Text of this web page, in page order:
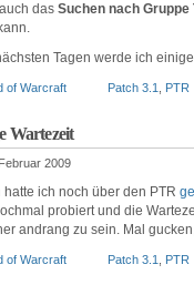
das Suchen nach Gruppe
kann.
Tagen werde ich
of Warcraft Patch 3.1 PTR
Wartezeit
2009
hatte ich noch über den PTR
probiert und die
andrang zu sein. Mal
of Warcraft Patch 3.1 PTR